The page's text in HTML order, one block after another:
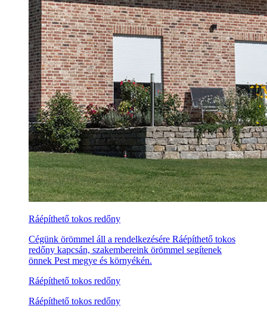
Ráépíthető tokos redőny
Cégünk örömmel áll a rendelkezésére Ráépíthető tokos
redőny kapcsán, szakembereink örömmel segítenek
önnek Pest megye és környékén.
Ráépíthető tokos redőny
Ráépíthető tokos redőny